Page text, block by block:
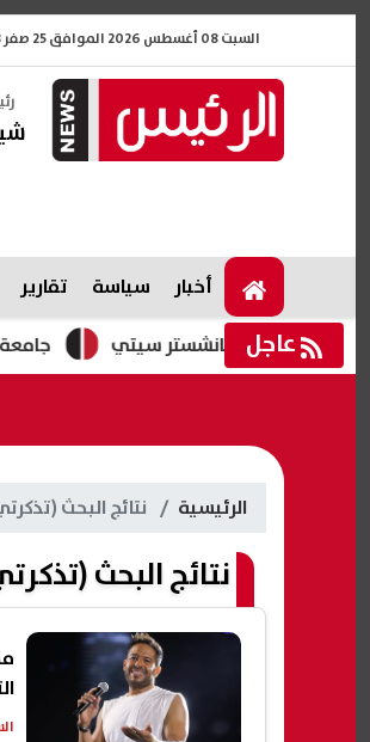
السبت 08 أغسطس 2026 الموافق 25 صفر 1448
أخبار سياسة تقارير
عاجل جامعة العاصمة 2026.. موعد التحويلات المناظرة وغير المناظرة وخطوات التقديم مانشستر سيتي
الرئيسية نتائج البحث
نتائج البحث
السبت